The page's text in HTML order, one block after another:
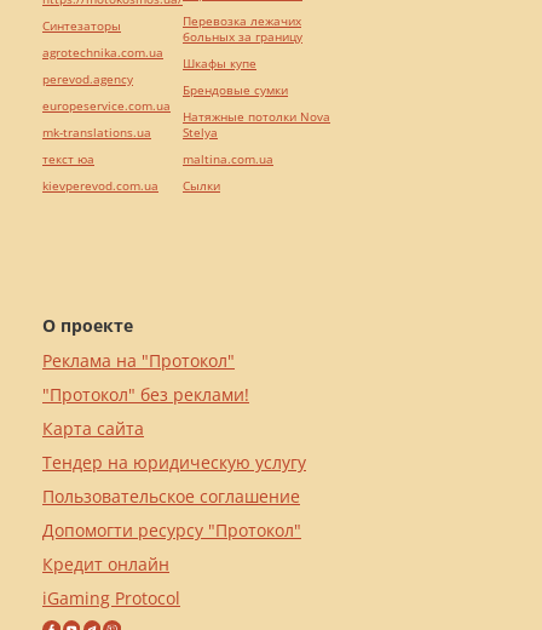
О проекте
Реклама на "Протокол"
"Протокол" без реклами!
Карта сайта
Тендер на юридическую услугу
Пользовательское соглашение
Допомогти ресурсу "Протокол"
Кредит онлайн
iGaming Protocol
Синтезаторы
agrotechnika.com.ua
perevod.agency
europeservice.com.ua
mk-translations.ua
текст юа
kievperevod.com.ua
Перевозка лежачих
больных за границу
Шкафы купе
Брендовые сумки
Натяжные потолки Nova
Stelya
maltina.com.ua
Cылки